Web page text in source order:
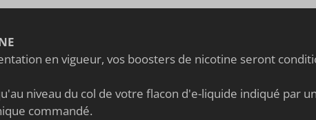
en vigueur, vos boosters de nicotine seront
niveau du col de votre flacon d'e-liquide indiqué par
commandé.